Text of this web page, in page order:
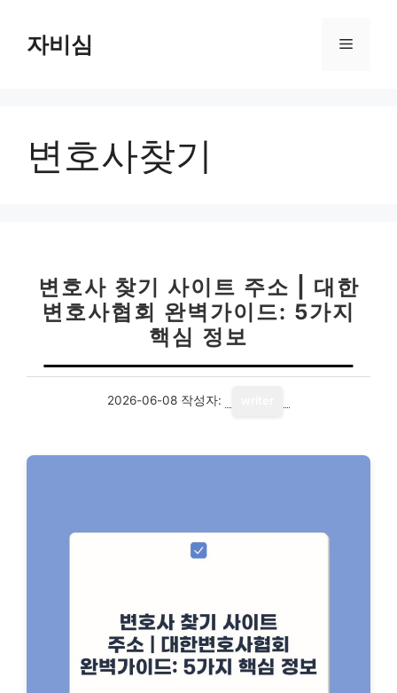
자비심 메
변호사찾기
변호사 찾기 사이트 주소 | 대한
변호사협회 완벽가이드: 5가지
핵심 정보
2026-06-08 작성자: